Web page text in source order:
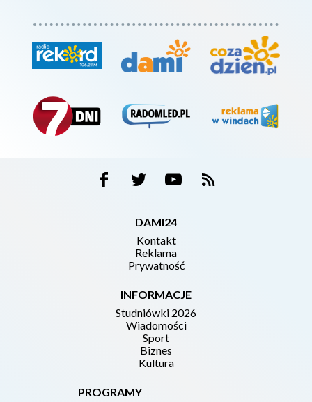
DAMI24
Kontakt
Reklama
Prywatność
INFORMACJE
Studniówki 2026
Wiadomości
Sport
Biznes
Kultura
PROGRAMY